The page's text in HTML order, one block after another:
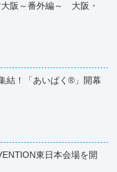
阪～番外編～ 大阪・
結！「あいぱく®」開幕
東日本会場を開